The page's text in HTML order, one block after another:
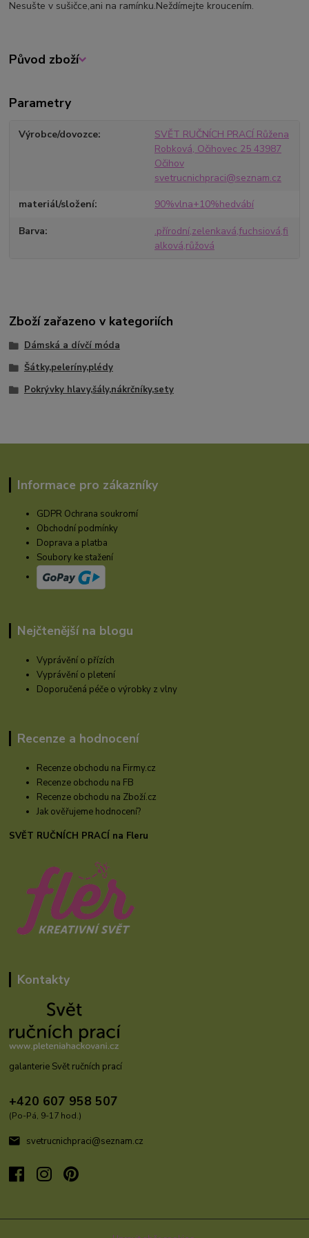
Nesušte v sušičce,ani na ramínku.Neždímejte kroucením.
Původ zboží
Parametry
Výrobce/dovozce
SVĚT RUČNÍCH PRACÍ Růžena
Robková, Očihovec 25 43987
Očihov
svetrucnichpraci@seznam.cz
materiál/složení 90%vlna+10%hedvábí
Barva
.přírodní,zelenkavá,fuchsiová,fi
alková,růžová
Zboží zařazeno v kategoriích
Dámská a dívčí móda
Šátky,peleríny,plédy
Pokrývky hlavy,šály,nákrčníky,sety
Informace pro zákazníky
GDPR Ochrana soukromí
Obchodní podmínky
Doprava a platba
Soubory ke stažení
Nejčtenější na blogu
Vyprávění o přízích
Vyprávění o pletení
Doporučená péče o výrobky z vlny
Recenze a hodnocení
Recenze obchodu na Firmy.cz
Recenze obchodu na FB
Recenze obchodu na Zboží.cz
Jak ověřujeme hodnocení?
SVĚT RUČNÍCH PRACÍ na Fleru
Kontakty
galanterie Svět ručních prací
+420 607 958 507
(Po-Pá, 9-17 hod.)
svetrucnichpraci@seznam.cz